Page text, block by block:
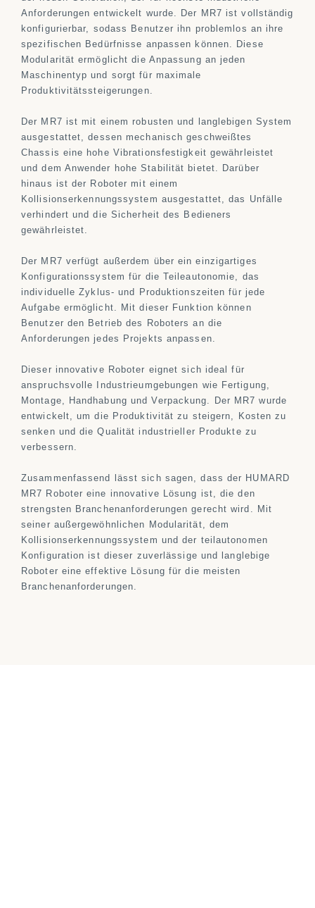
Anforderungen entwickelt wurde. Der MR7 ist vollständig
konfigurierbar, sodass Benutzer ihn problemlos an ihre
spezifischen Bedürfnisse anpassen können. Diese
Modularität ermöglicht die Anpassung an jeden
Maschinentyp und sorgt für maximale
Produktivitätssteigerungen.
Der MR7 ist mit einem robusten und langlebigen System
ausgestattet, dessen mechanisch geschweißtes
Chassis eine hohe Vibrationsfestigkeit gewährleistet
und dem Anwender hohe Stabilität bietet. Darüber
hinaus ist der Roboter mit einem
Kollisionserkennungssystem ausgestattet, das Unfälle
verhindert und die Sicherheit des Bedieners
gewährleistet.
Der MR7 verfügt außerdem über ein einzigartiges
Konfigurationssystem für die Teileautonomie, das
individuelle Zyklus- und Produktionszeiten für jede
Aufgabe ermöglicht. Mit dieser Funktion können
Benutzer den Betrieb des Roboters an die
Anforderungen jedes Projekts anpassen.
Dieser innovative Roboter eignet sich ideal für
anspruchsvolle Industrieumgebungen wie Fertigung,
Montage, Handhabung und Verpackung. Der MR7 wurde
entwickelt, um die Produktivität zu steigern, Kosten zu
senken und die Qualität industrieller Produkte zu
verbessern.
Zusammenfassend lässt sich sagen, dass der HUMARD
MR7 Roboter eine innovative Lösung ist, die den
strengsten Branchenanforderungen gerecht wird. Mit
seiner außergewöhnlichen Modularität, dem
Kollisionserkennungssystem und der teilautonomen
Konfiguration ist dieser zuverlässige und langlebige
Roboter eine effektive Lösung für die meisten
Branchenanforderungen.